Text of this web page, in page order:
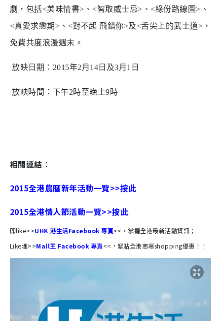
劇，包括<美味情書> 、 <智取威士忌> 、 <緣份路線圖> 、
<真愛求戀期> 、 <對不起 飛錯你>及<舌尖上的武士道> ，
免費共度浪漫週末。
放映日期： 2015年2 月 14 日及3月 1 日
放映時間：下午2時至晚上9時
相關連結 ：
2015全港農曆新年活動一覽>>按此
2015全港情人節活動一覽>>按此
即like>>UHK 港生活Facebook 專頁<<，掌握全港最新活動資訊；
Like埋>>Mall王 Facebook 專頁<<，緊貼全港商場shopping優惠！！